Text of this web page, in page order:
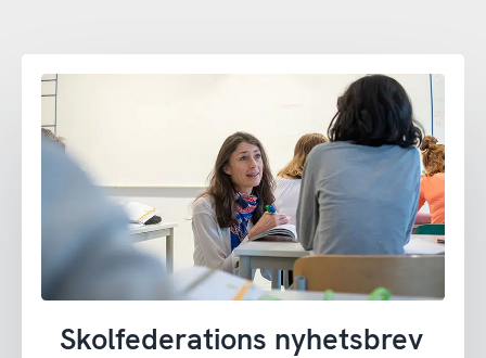
Skolfederations nyhetsbrev